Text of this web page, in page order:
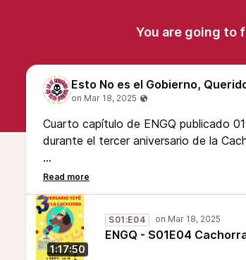
You are going to
Esto No es el Gobierno,
Cuarto capítulo de ENGQ publicado
durante el tercer aniversario de la
Un poco de activismo callejero o
Ahí quedó
1:17:50
S01:E04
ENGQ - S01E04